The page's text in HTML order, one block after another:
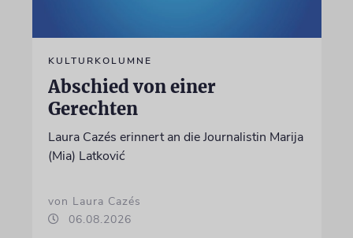
KULTURKOLUMNE
Abschied von einer
Gerechten
Laura Cazés erinnert an die Journalistin Marija
(Mia) Latković
von Laura Cazés
06.08.2026